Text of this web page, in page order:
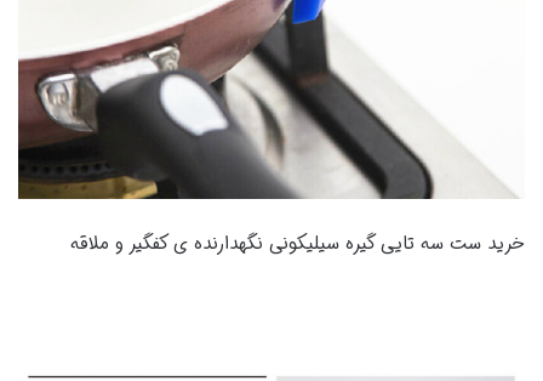
خرید ست سه تایی گیره سیلیکونی نگهدارنده ی کفگیر و ملاقه